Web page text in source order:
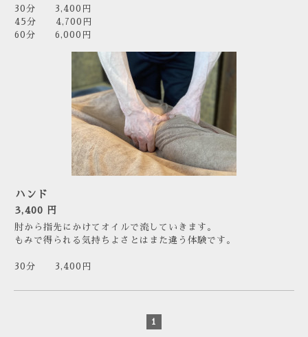
30分 3,400円
45分 4,700円
60分 6,000円
ハンド
3,400 円
肘から指先にかけてオイルで流していきます。
もみで得られる気持ちよさとはまた違う体験です。
30分 3,400円
1